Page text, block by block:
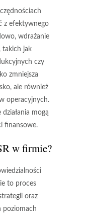
z efektywnego
wdrażanie
takich jak
czy
zmniejsza
ale również
operacyjnych.
mogą
finansowe.
w firmie?
to proces
oraz
poziomach